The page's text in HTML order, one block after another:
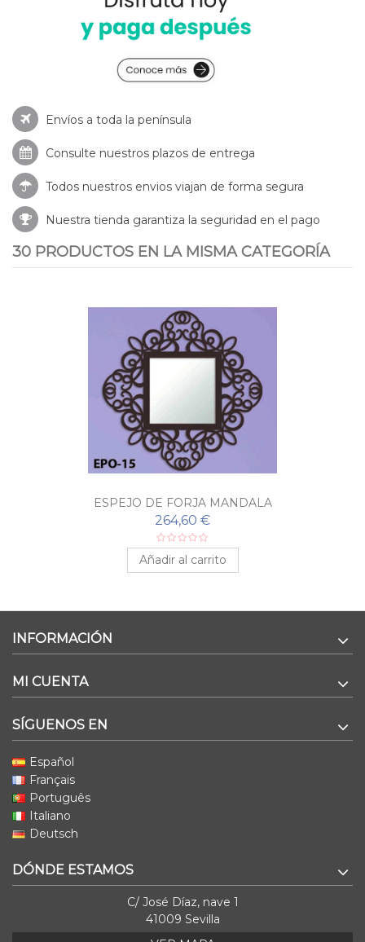
Envíos a toda la península
Consulte nuestros plazos de entrega
Todos nuestros envios viajan de forma segura
Nuestra tienda garantiza la seguridad en el pago
30 PRODUCTOS EN LA MISMA CATEGORÍA
ESPEJO DE FORJA MANDALA
264,60 €
Añadir al carrito
INFORMACIÓN
MI CUENTA
SÍGUENOS EN
Español
Français
Português
Italiano
Deutsch
DÓNDE ESTAMOS
C/ José Díaz, nave 1
41009 Sevilla